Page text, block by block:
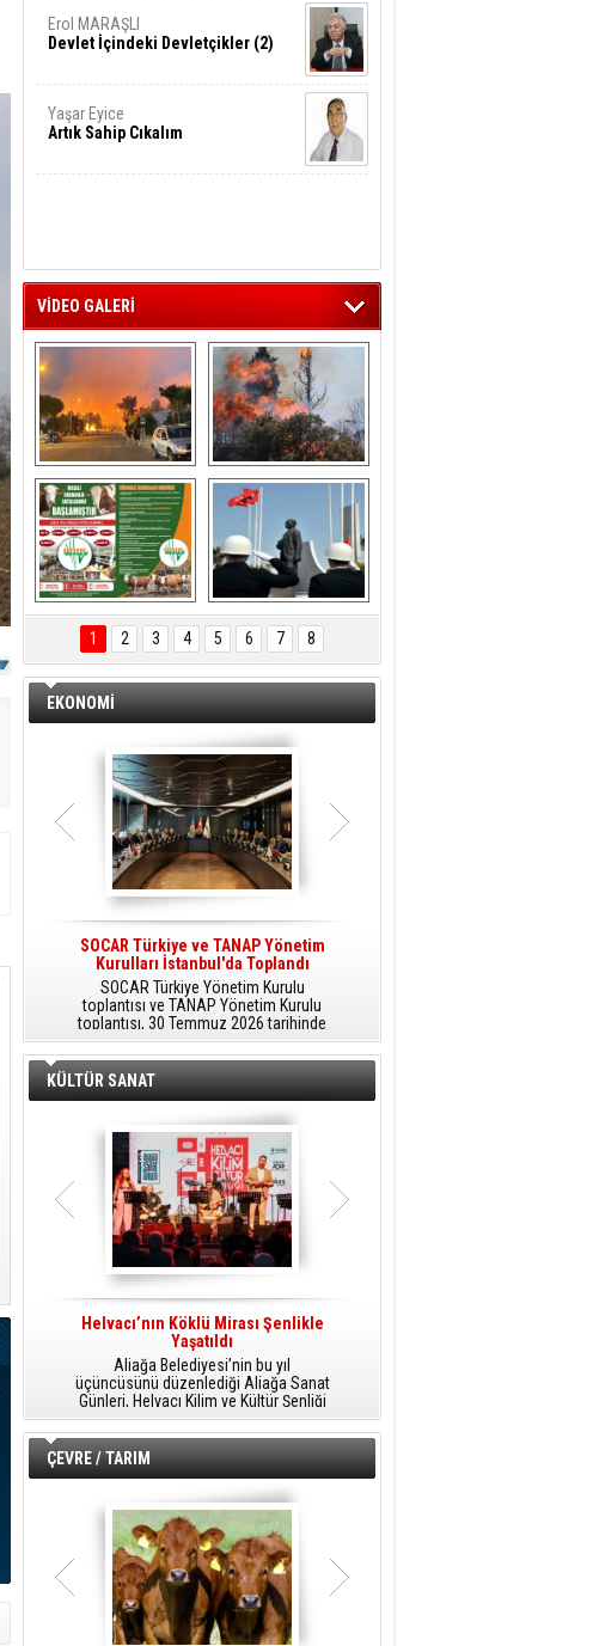
Erol MARAŞLI
Devlet İçindeki Devletçikler (2)
Yaşar Eyice
Artık Sahip Cıkalım
VİDEO GALERİ
Aliağa ‘da  otluk
alanda çıkan
yangın evlere
sıçramadan
söndürüldü
Aliağa'nın Ciğerleri
ÖNAL TARIM
TANITIM FİLMİ
Aliağa'da Polis
Haftası Kutlandı
1 2 3 4 5 6 7 8
EKONOMİ
SOCAR Türkiye ve TANAP Yönetim
Kurulları İstanbul'da Toplandı
SOCAR Türkiye Yönetim Kurulu
toplantısı ve TANAP Yönetim Kurulu
toplantısı, 30 Temmuz 2026 tarihinde
İstanbul’da gerçekleştirildi.
hidrojen teknolojileri alanında yenilikçi
projelere öncülük ediyor.
KÜLTÜR SANAT
Helvacı’nın Köklü Mirası Şenlikle
Yaşatıldı
Aliağa Belediyesi’nin bu yıl
üçüncüsünü düzenlediği Aliağa Sanat
Günleri, Helvacı Kilim ve Kültür Şenliği
ile Helvacı’da renkli bir güne sahne
oldu.
birbirinden renkli etkinliklerle devam
ÇEVRE / TARIM